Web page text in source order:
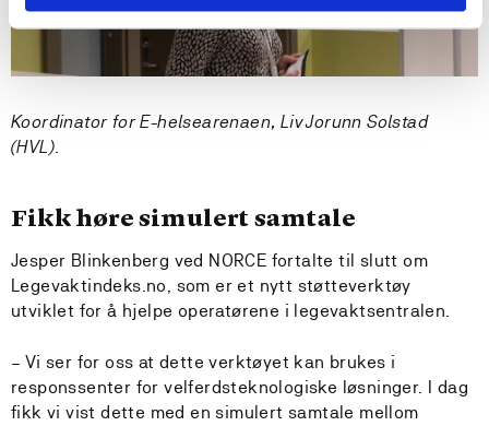
Koordinator for E-helsearenaen, Liv Jorunn Solstad
(HVL).
Fikk høre simulert samtale
Jesper Blinkenberg ved NORCE fortalte til slutt om
Legevaktindeks.no, som er et nytt støtteverktøy
utviklet for å hjelpe operatørene i legevaktsentralen.
– Vi ser for oss at dette verktøyet kan brukes i
responssenter for velferdsteknologiske løsninger. I dag
fikk vi vist dette med en simulert samtale mellom